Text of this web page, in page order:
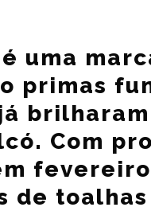
é uma
primas
Com
de